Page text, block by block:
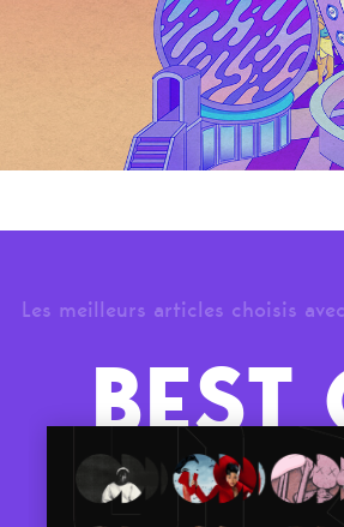
Les meilleurs articles choisis
BEST